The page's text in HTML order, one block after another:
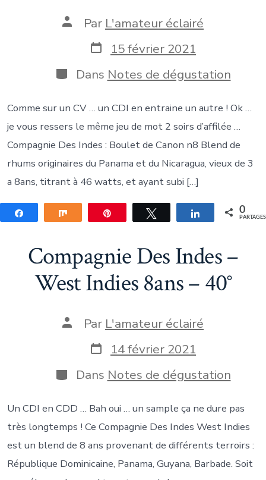
Auteur
publication
Par L'amateur éclairé
Date
de
publication
15 février 2021
Catégories
Dans Notes de dégustation
Comme sur un CV … un CDI en entraine un autre ! Ok …
je vous ressers le même jeu de mot 2 soirs d’affilée …
Compagnie Des Indes : Boulet de Canon n8 Blend de
rhums originaires du Panama et du Nicaragua, vieux de 3
a 8ans, titrant à 46 watts, et ayant subi […]
Partagez Partagez Tweetez Partagez 0
PARTAGES
Compagnie Des Indes –
West Indies 8ans – 40°
Auteur
publication
Par L'amateur éclairé
Date
de
publication
14 février 2021
Catégories
Dans Notes de dégustation
Un CDI en CDD … Bah oui … un sample ça ne dure pas
très longtemps ! Ce Compagnie Des Indes West Indies
est un blend de 8 ans provenant de différents terroirs :
République Dominicaine, Panama, Guyana, Barbade. Soit